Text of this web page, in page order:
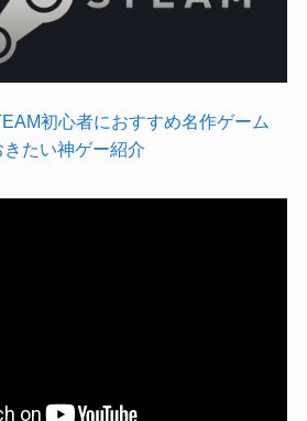
初心者におすすめ名作ゲーム
たい神ゲー紹介